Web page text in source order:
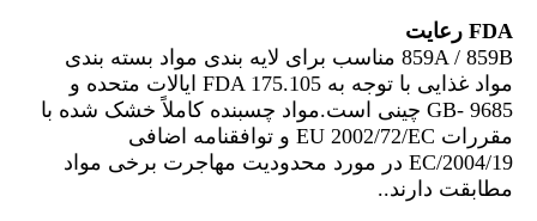
FDA رعایت
859A / 859B مناسب برای لایه بندی مواد بسته بندی
مواد غذایی با توجه به FDA 175.105 ایالات متحده و
GB- 9685 چینی است.مواد چسبنده کاملاً خشک شده با
مقررات EU 2002/72/EC و توافقنامه اضافی
2004/19/EC در مورد محدودیت مهاجرت برخی مواد
مطابقت دارند..